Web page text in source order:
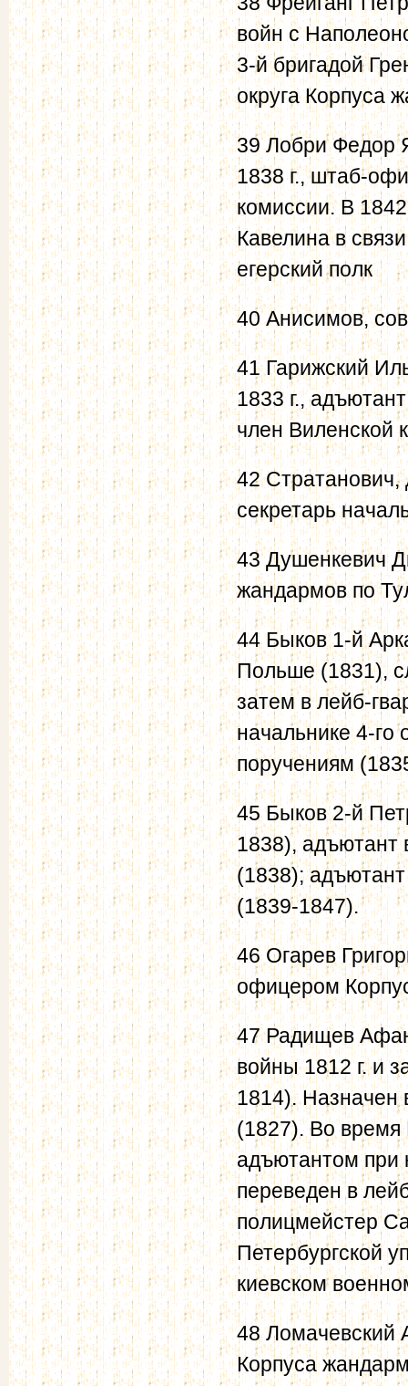
войн с
3-й бригадой
округа Корпуса
39 Лобри Федор
1838 г., штаб-
комиссии. В
Кавелина в
егерский полк
40 Анисимов,
41 Гарижский
1833 г.,
член Виленской
42 Стратанович,
секретарь
43 Душенкевич
жандармов по
44 Быков 1-й
Польше (1831),
затем в лейб-
начальнике 4-го
поручениям
45 Быков 2-й
1838), адъютант
(1838);
(1839-1847).
46 Огарев
офицером
47 Радищев
войны 1812 г. и
1814).
(1827). Во время
адъютантом при
переведен в
полицмейстер
Петербургской
киевском
48 Ломачевский
Корпуса